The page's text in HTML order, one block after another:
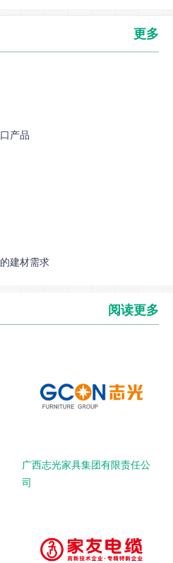
更多
产品
建材需求
阅读更多
广西志光家具集团有限责任公
司